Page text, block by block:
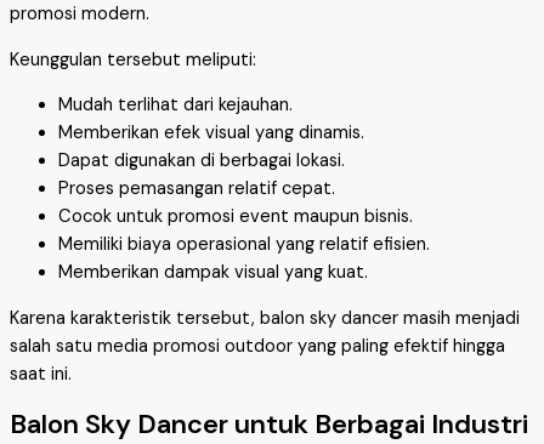
promosi modern.
Keunggulan tersebut meliputi:
Mudah terlihat dari kejauhan.
Memberikan efek visual yang dinamis.
Dapat digunakan di berbagai lokasi.
Proses pemasangan relatif cepat.
Cocok untuk promosi event maupun bisnis.
Memiliki biaya operasional yang relatif efisien.
Memberikan dampak visual yang kuat.
Karena karakteristik tersebut, balon sky dancer masih menjadi
salah satu media promosi outdoor yang paling efektif hingga
saat ini.
Balon Sky Dancer untuk Berbagai Industri